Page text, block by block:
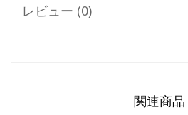
レビュー (0)
関連商品